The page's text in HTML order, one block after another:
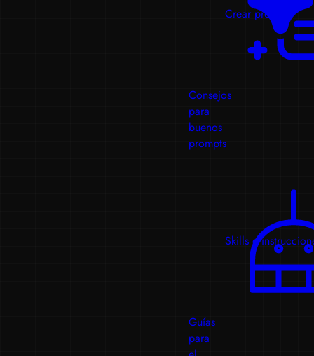
Crear prompts
Consejos
para
buenos
prompts
Skills e
Guías
para